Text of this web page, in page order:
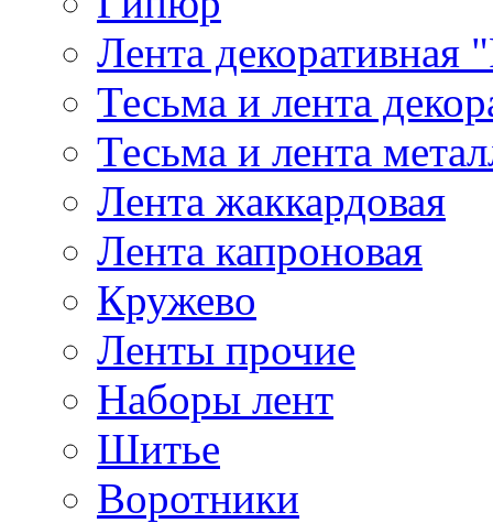
Лента декоративная
Тесьма и лента
Тесьма и лента
Лента жаккардовая
Лента капроновая
Кружево
Ленты прочие
Наборы лент
Шитье
Воротники